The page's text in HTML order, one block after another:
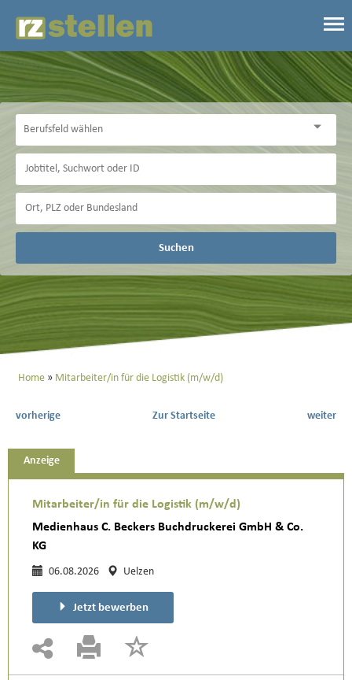
Suchen
Home Mitarbeiter/in für die Logistik (m/w/d)
vorherige Zur Startseite weiter
Anzeige
Mitarbeiter/in für die Logistik (m/w/d)
Medienhaus C. Beckers Buchdruckerei GmbH & Co.
KG
06.08.2026 Uelzen
Jetzt bewerben